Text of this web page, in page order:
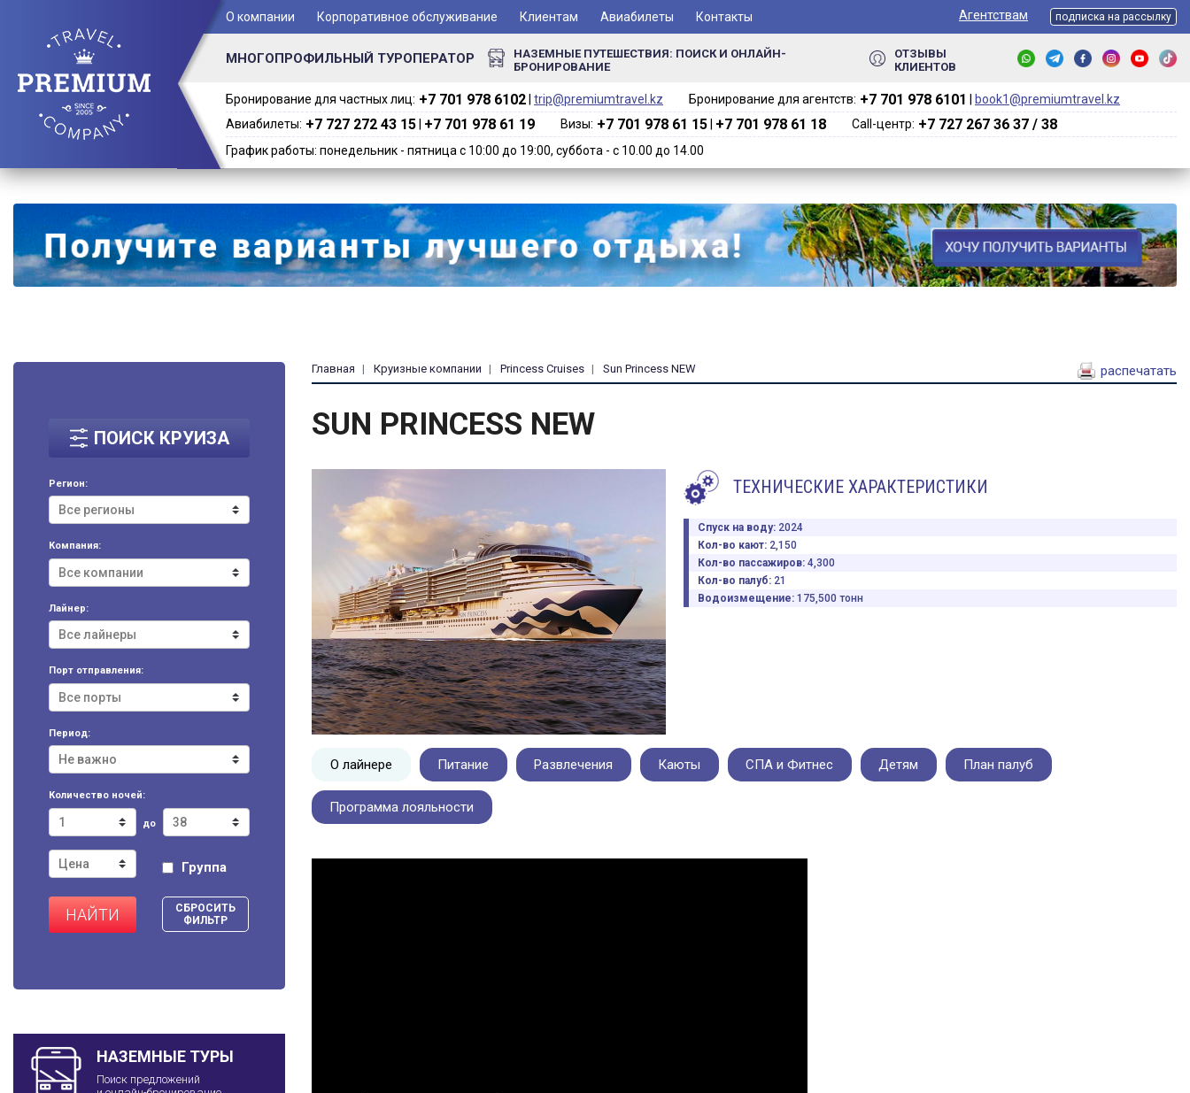
О компании Корпоративное обслуживание Клиентам Авиабилеты Контакты Агентствам подписка на рассылку
МНОГОПРОФИЛЬНЫЙ ТУРОПЕРАТОР
НАЗЕМНЫЕ ПУТЕШЕСТВИЯ: ПОИСК И ОНЛАЙН-
БРОНИРОВАНИЕ
ОТЗЫВЫ
КЛИЕНТОВ
Бронирование для частных лиц: +7 701 978 6102‬ trip@premiumtravel.kz Бронирование для агентств: +7 701 978 6101‬
book1@premiumtravel.kz
Авиабилеты: +7 727 272 43 15 +7 701 978 61 19 Визы: +7 701 978 61 15 +7 701 978 61 18 Call-центр: +7 727 267 36 37 / 38
График работы: понедельник - пятница с 10:00 до 19:00, суббота - с 10.00 до 14.00
ПОИСК КРУИЗА
Регион:
Компания:
Лайнер:
Порт отправления:
Период:
Количество ночей:
до
Группа
НАЙТИ
СБРОСИТЬ
ФИЛЬТР
НАЗЕМНЫЕ ТУРЫ
Поиск предложений
Главная Круизные компании Princess Cruises Sun Princess NEW распечатать
SUN PRINCESS NEW
ТЕХНИЧЕСКИЕ ХАРАКТЕРИСТИКИ
Спуск на воду: 2024
Кол-во кают: 2,150
Кол-во пассажиров: 4,300
Кол-во палуб: 21
Водоизмещение: 175,500 тонн
О лайнере Питание Развлечения Каюты СПА и Фитнес Детям План палуб
Программа лояльности